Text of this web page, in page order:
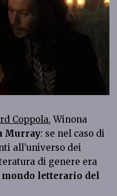
Coppola, Winona
Murray: se nel caso di
all’universo dei
di genere era
letterario del